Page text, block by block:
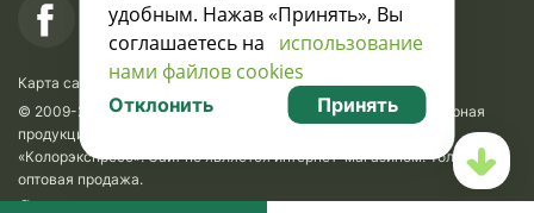
Карта сайта
© 2009-2026 Krasavik.by. Сувениры оптом. Рекламно-сувенирная
продукция и сувениры с логотипом. УНН 100873745, ООО
«Колорэкспресс». Сайт не является интернет-магазином. Только
оптовая продажа.
удобным. Нажав «Принять», Вы
соглашаетесь на использование
нами файлов cookies
Отклонить Принять